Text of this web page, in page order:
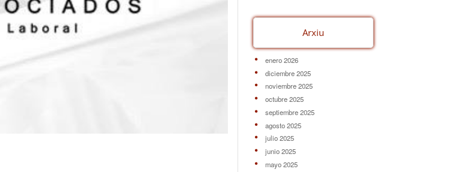
Arxiu
enero 2026
diciembre 2025
noviembre 2025
octubre 2025
septiembre 2025
agosto 2025
julio 2025
junio 2025
mayo 2025